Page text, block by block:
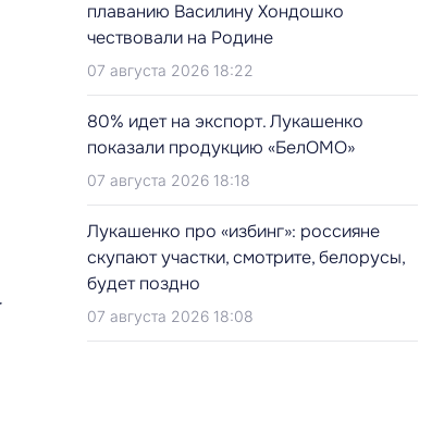
плаванию Василину Хондошко
чествовали на Родине
07 августа 2026 18:22
80% идет на экспорт. Лукашенко
показали продукцию «БелОМО»
07 августа 2026 18:18
Лукашенко про «избинг»: россияне
скупают участки, смотрите, белорусы,
будет поздно
07 августа 2026 18:08